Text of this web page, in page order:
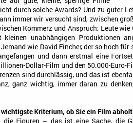
durch solche Awards? Und zu guter
immer wir versucht sind, zwischen
Kommerz und Anspruch: Leute
kleinen unabhängigen Produktionen
wie David Fincher, der so hoch
und dann erstmal eine
Dollar-Film und den 50.000-Euro-
sind durchlässig, und das ist
ganz wichtig, immer daran zu
Kriterium, ob Sie ein Film
die Figuren – das ist eine Sache, die